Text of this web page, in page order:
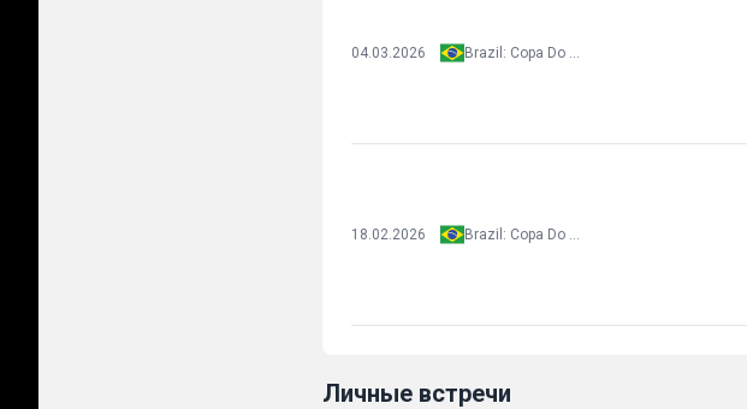
04.03.2026 Brazil: Copa Do Brasil
18.02.2026 Brazil: Copa Do Brasil
Личные встречи